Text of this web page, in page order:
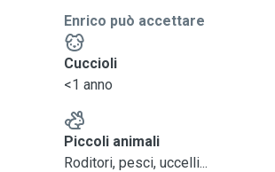
Enrico può accettare
Cuccioli
<1 anno
Piccoli animali
Roditori, pesci, uccelli...